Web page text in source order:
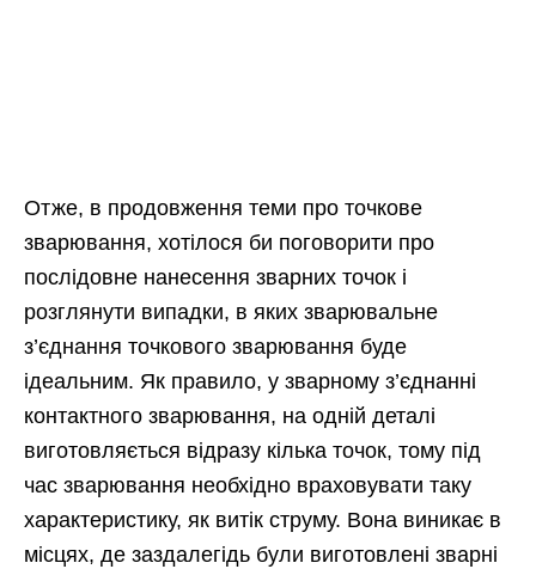
Отже, в продовження теми про точкове
зварювання, хотілося би поговорити про
послідовне нанесення зварних точок і
розглянути випадки, в яких зварювальне
з’єднання точкового зварювання буде
ідеальним. Як правило, у зварному з’єднанні
контактного зварювання, на одній деталі
виготовляється відразу кілька точок, тому під
час зварювання необхідно враховувати таку
характеристику, як витік струму. Вона виникає в
місцях, де заздалегідь були виготовлені зварні